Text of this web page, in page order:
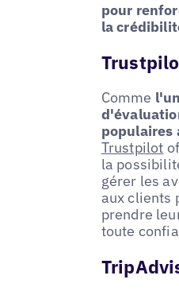
pour
la
Comme
populaires
Trustpilot
la
gérer les
aux clients
prendre
toute